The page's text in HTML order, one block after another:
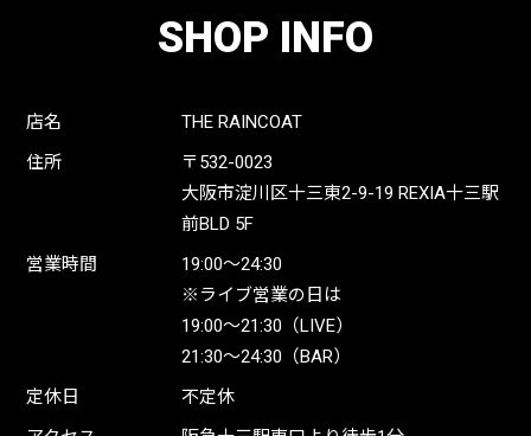
SHOP INFO
店名
THE RAINCOAT
住所
〒532-0023
大阪市淀川区十三東2-9-19 REXIA十三駅
前BLD 5F
営業時間
19:00〜24:30
※ライブ営業の日は
19:00〜21:30（LIVE）
21:30〜24:30（BAR）
定休日
不定休